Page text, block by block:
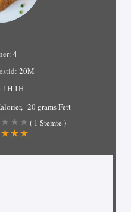
4
20M
1H 1H
20 grams Fett
( 1 Stemte )